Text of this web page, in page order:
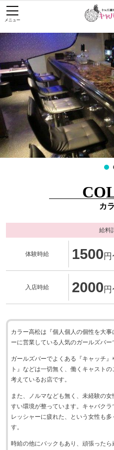
メニュー
カ
給料
体験時給 1500
入店時給 2000
カラー高松は『個人個人の個性を大事
ーに営業している人気のガールズバー
ガールズバーでよくある『キャッチ』
ト』などは一切無く、働くキャストの
考えているお店です。
また、ノルマなども無く、未経験の
すい環境が整っています。キャバクラ
レッシャーに疲れた、という女性も多
す。
時給の他にバックもあり、頑張ったら